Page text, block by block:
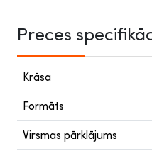
Preces
Krāsa
Formāts
Virsmas pārklājums